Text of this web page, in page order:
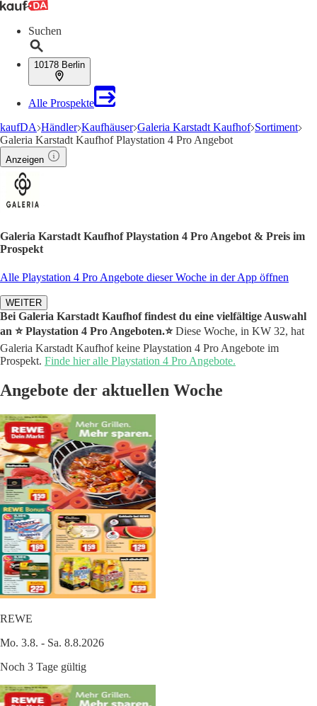
Suchen
10178 Berlin
Alle Prospekte
kaufDA Händler Kaufhäuser Galeria Karstadt Kaufhof Sortiment
Galeria Karstadt Kaufhof Playstation 4 Pro Angebot
Anzeigen
Galeria Karstadt Kaufhof Playstation 4 Pro Angebot & Preis im
Prospekt
Alle Playstation 4 Pro Angebote dieser Woche in der App öffnen
WEITER
Bei Galeria Karstadt Kaufhof findest du eine vielfältige Auswahl
an ⭐️ Playstation 4 Pro Angeboten.⭐️Diese Woche, in KW 32, hat
Galeria Karstadt Kaufhof keine Playstation 4 Pro Angebote im
Prospekt. Finde hier alle Playstation 4 Pro Angebote.
Angebote der aktuellen Woche
REWE
Mo. 3.8. - Sa. 8.8.2026
Noch 3 Tage gültig